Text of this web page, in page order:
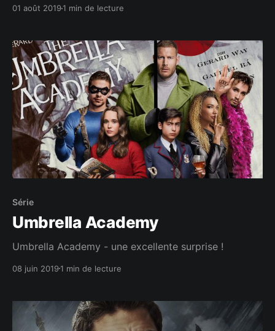
01 août 20191 min de lecture
Série
Umbrella Academy
Umbrella Academy - une excellente surprise !
08 juin 20191 min de lecture